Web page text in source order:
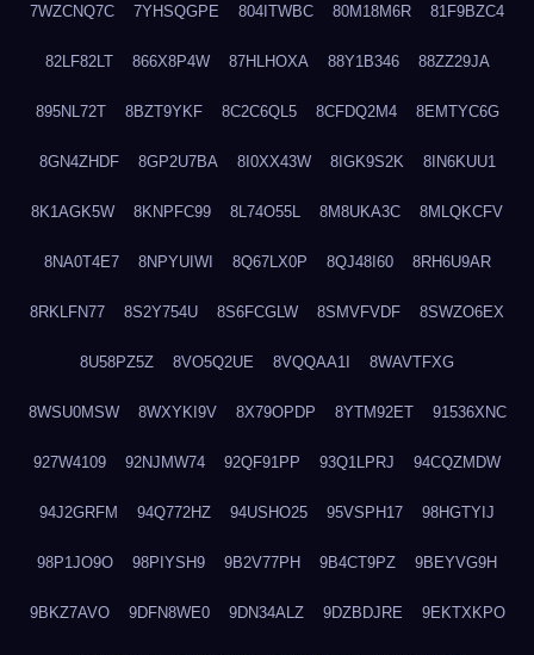
7WZCNQ7C 7YHSQGPE 804ITWBC 80M18M6R 81F9BZC4
82LF82LT 866X8P4W 87HLHOXA 88Y1B346 88ZZ29JA
895NL72T 8BZT9YKF 8C2C6QL5 8CFDQ2M4 8EMTYC6G
8GN4ZHDF 8GP2U7BA 8I0XX43W 8IGK9S2K 8IN6KUU1
8K1AGK5W 8KNPFC99 8L74O55L 8M8UKA3C 8MLQKCFV
8NA0T4E7 8NPYUIWI 8Q67LX0P 8QJ48I60 8RH6U9AR
8RKLFN77 8S2Y754U 8S6FCGLW 8SMVFVDF 8SWZO6EX
8U58PZ5Z 8VO5Q2UE 8VQQAA1I 8WAVTFXG
8WSU0MSW 8WXYKI9V 8X79OPDP 8YTM92ET 91536XNC
927W4109 92NJMW74 92QF91PP 93Q1LPRJ 94CQZMDW
94J2GRFM 94Q772HZ 94USHO25 95VSPH17 98HGTYIJ
98P1JO9O 98PIYSH9 9B2V77PH 9B4CT9PZ 9BEYVG9H
9BKZ7AVO 9DFN8WE0 9DN34ALZ 9DZBDJRE 9EKTXKPO